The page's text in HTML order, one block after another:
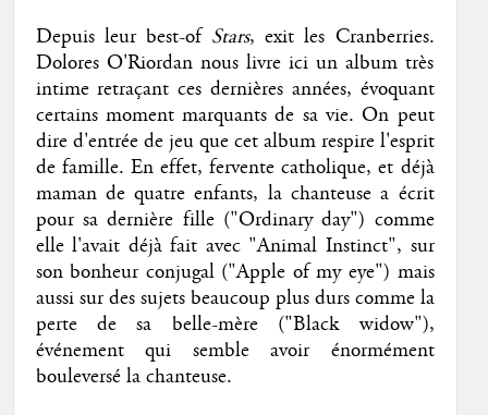
Depuis leur best-of Stars, exit les Cranberries.
Dolores O'Riordan nous livre ici un album très
intime retraçant ces dernières années, évoquant
certains moment marquants de sa vie. On peut
dire d'entrée de jeu que cet album respire l'esprit
de famille. En effet, fervente catholique, et déjà
maman de quatre enfants, la chanteuse a écrit
pour sa dernière fille ("Ordinary day") comme
elle l'avait déjà fait avec "Animal Instinct", sur
son bonheur conjugal ("Apple of my eye") mais
aussi sur des sujets beaucoup plus durs comme la
perte de sa belle-mère ("Black widow"),
événement qui semble avoir énormément
bouleversé la chanteuse.